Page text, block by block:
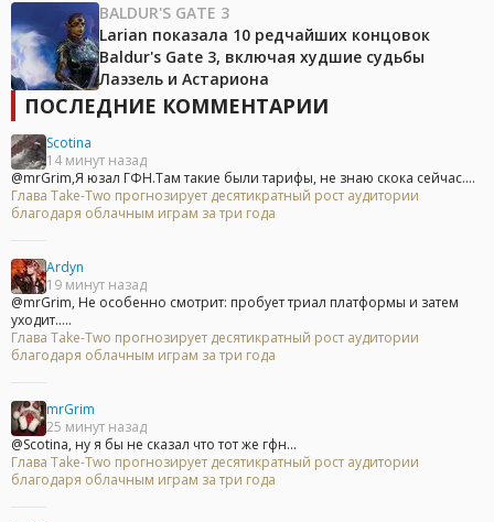
BALDUR'S GATE 3
Larian показала 10 редчайших концовок
Baldur's Gate 3, включая худшие судьбы
Лаэзель и Астариона
ПОСЛЕДНИЕ КОММЕНТАРИИ
Scotina
14 минут назад
@mrGrim,Я юзал ГФН.Там такие были тарифы, не знаю скока сейчас....
Глава Take-Two прогнозирует десятикратный рост аудитории
благодаря облачным играм за три года
Ardyn
19 минут назад
@mrGrim, Не особенно смотрит: пробует триал платформы и затем
уходит.....
Глава Take-Two прогнозирует десятикратный рост аудитории
благодаря облачным играм за три года
mrGrim
25 минут назад
@Scotina, ну я бы не сказал что тот же гфн...
Глава Take-Two прогнозирует десятикратный рост аудитории
благодаря облачным играм за три года